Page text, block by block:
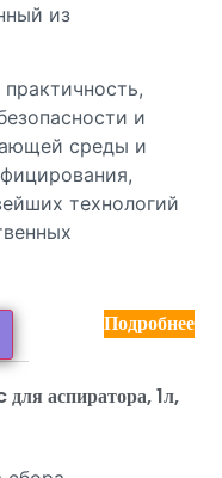
из
и
среды и
технологий
Подробнее
аспиратора, 1л,